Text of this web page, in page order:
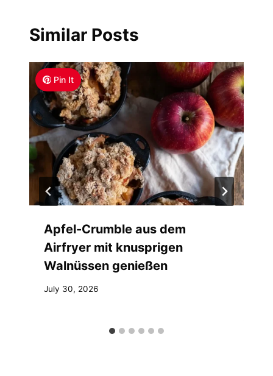
Similar Posts
Pin It
Apfel-Crumble aus dem
Airfryer mit knusprigen
Walnüssen genießen
July 30, 2026